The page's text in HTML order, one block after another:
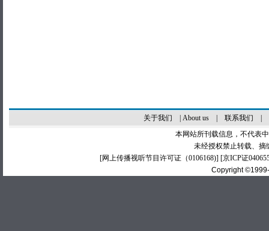
关于我们 About us| 联系我们
本网站所刊载信息，不代表
未经授权禁止转载、摘
[网上传播视听节目许可证（0106168)] [京ICP证
Copyright